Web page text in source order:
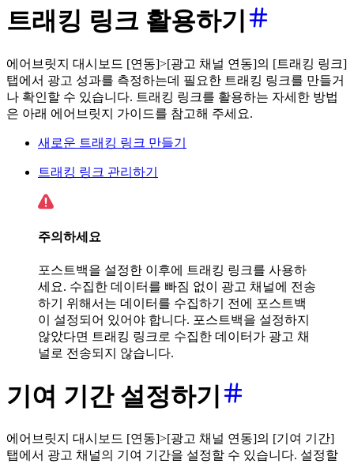
트래킹 링크 활용하기
에어브릿지 대시보드 [연동]>[광고 채널 연동]의 [트래킹 링크]
탭에서 광고 성과를 측정하는데 필요한 트래킹 링크를 만들거
나 확인할 수 있습니다. 트래킹 링크를 활용하는 자세한 방법
은 아래 에어브릿지 가이드를 참고해 주세요.
새로운 트래킹 링크 만들기
트래킹 링크 관리하기
주의하세요
포스트백을 설정한 이후에 트래킹 링크를 사용하
세요. 수집한 데이터를 빠짐 없이 광고 채널에 전송
하기 위해서는 데이터를 수집하기 전에 포스트백
이 설정되어 있어야 합니다. 포스트백을 설정하지
않았다면 트래킹 링크로 수집한 데이터가 광고 채
널로 전송되지 않습니다.
기여 기간 설정하기
에어브릿지 대시보드 [연동]>[광고 채널 연동]의 [기여 기간]
탭에서 광고 채널의 기여 기간을 설정할 수 있습니다. 설정할